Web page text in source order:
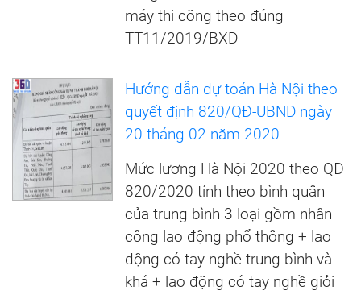
máy thi công theo đúng
TT11/2019/BXD
Hướng dẫn dự toán Hà Nội theo
quyết định 820/QĐ-UBND ngày
20 tháng 02 năm 2020
Mức lương Hà Nội 2020 theo QĐ
820/2020 tính theo bình quân
của trung bình 3 loại gồm nhân
công lao động phổ thông + lao
động có tay nghề trung bình và
khá + lao động có tay nghề giỏi